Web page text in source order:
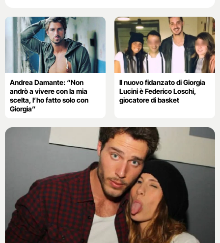
Andrea Damante: “Non
andrò a vivere con la mia
scelta, l’ho fatto solo con
Giorgia”
Il nuovo fidanzato di Giorgia
Lucini è Federico Loschi,
giocatore di basket